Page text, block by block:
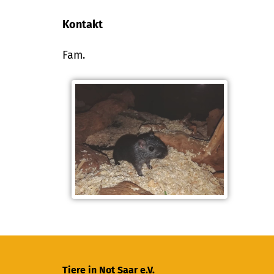
Kontakt
Fam.
Tiere in Not Saar e.V.